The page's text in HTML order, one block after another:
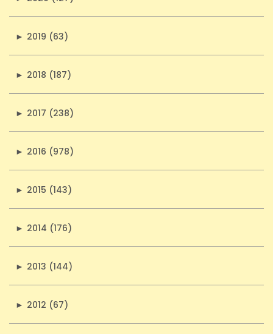
► 2019 (63)
► 2018 (187)
► 2017 (238)
► 2016 (978)
► 2015 (143)
► 2014 (176)
► 2013 (144)
► 2012 (67)